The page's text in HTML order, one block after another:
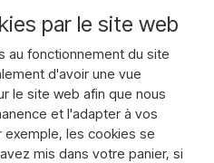
par le site web
au fonctionnement du site
d'avoir une vue
le site web afin que nous
et l'adapter à vos
les cookies se
mis dans votre panier, si